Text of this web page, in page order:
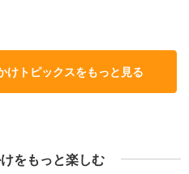
けトピックスをもっと見る
をもっと楽しむ